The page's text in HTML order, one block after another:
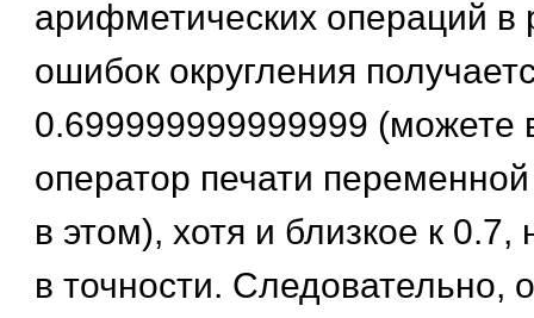
арифметических операций в
ошибок округления
0.699999999999999 (можете
оператор печати
в этом), хотя и близкое к
в точности. Следовательно,